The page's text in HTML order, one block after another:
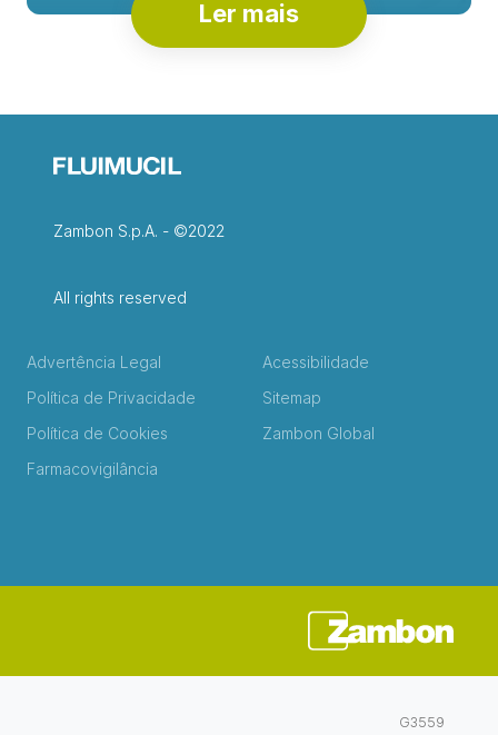
Ler mais
Zambon S.p.A. - ©2022
All rights reserved
Advertência Legal
Política de Privacidade
Política de Cookies
Farmacovigilância
Acessibilidade
Sitemap
Zambon Global
G3559